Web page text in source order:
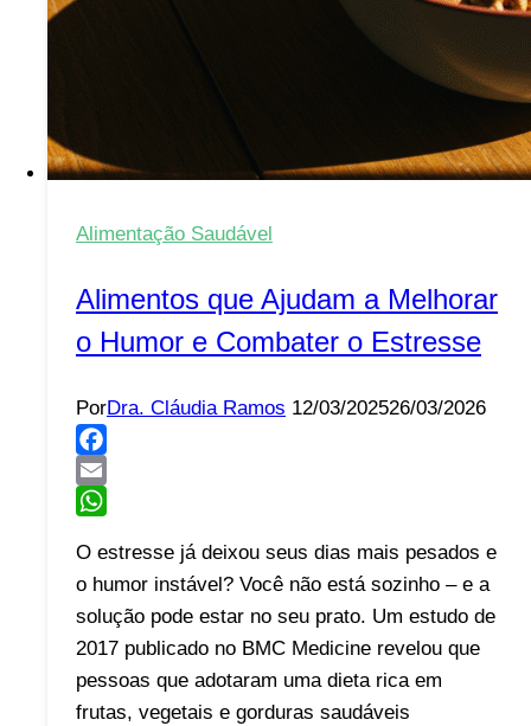
Alimentação Saudável
Alimentos que Ajudam a Melhorar
o Humor e Combater o Estresse
PorDra. Cláudia Ramos 12/03/202526/03/2026
O estresse já deixou seus dias mais pesados e
o humor instável? Você não está sozinho – e a
solução pode estar no seu prato. Um estudo de
2017 publicado no BMC Medicine revelou que
pessoas que adotaram uma dieta rica em
frutas, vegetais e gorduras saudáveis